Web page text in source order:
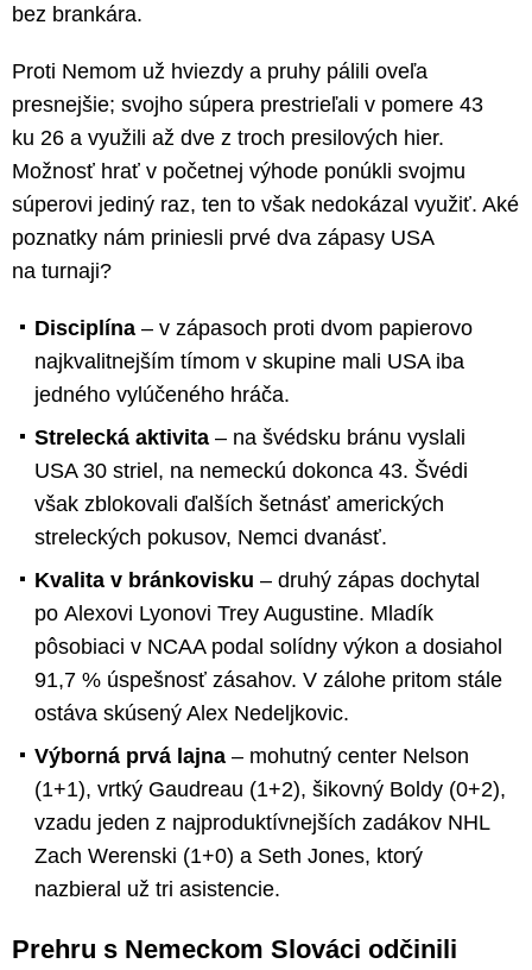
bez brankára.
Proti Nemom už hviezdy a pruhy pálili oveľa
presnejšie; svojho súpera prestrieľali v pomere 43
ku 26 a využili až dve z troch presilových hier.
Možnosť hrať v početnej výhode ponúkli svojmu
súperovi jediný raz, ten to však nedokázal využiť. Aké
poznatky nám priniesli prvé dva zápasy USA
na turnaji?
Disciplína – v zápasoch proti dvom papierovo
najkvalitnejším tímom v skupine mali USA iba
jedného vylúčeného hráča.
Strelecká aktivita – na švédsku bránu vyslali
USA 30 striel, na nemeckú dokonca 43. Švédi
však zblokovali ďalších šetnásť amerických
streleckých pokusov, Nemci dvanásť.
Kvalita v bránkovisku – druhý zápas dochytal
po Alexovi Lyonovi Trey Augustine. Mladík
pôsobiaci v NCAA podal solídny výkon a dosiahol
91,7 % úspešnosť zásahov. V zálohe pritom stále
ostáva skúsený Alex Nedeljkovic.
Výborná prvá lajna – mohutný center Nelson
(1+1), vrtký Gaudreau (1+2), šikovný Boldy (0+2),
vzadu jeden z najproduktívnejších zadákov NHL
Zach Werenski (1+0) a Seth Jones, ktorý
nazbieral už tri asistencie.
Prehru s Nemeckom Slováci odčinili